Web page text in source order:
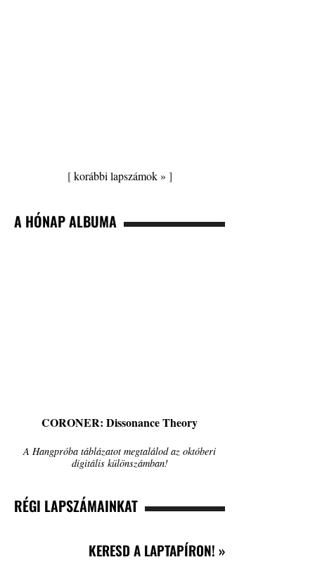
[korábbi lapszámok » ]
A HÓNAP ALBUMA
CORONER: Dissonance Theory
A Hangpróba táblázatot megtalálod az októberi
digitális különszámban!
RÉGI LAPSZÁMAINKAT
KERESD A LAPTAPÍRON! »